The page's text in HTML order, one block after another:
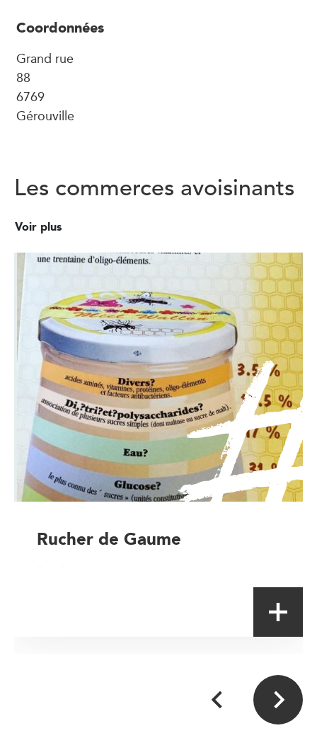
Coordonnées
Grand rue
88
6769
Gérouville
Les commerces avoisinants
Voir plus
Rucher de Gaume